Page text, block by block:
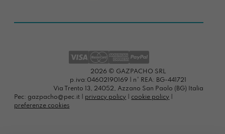
2026 © GAZPACHO SRL
p.iva:04602190169 | n° REA: BG-441721
Via Trento 13, 24052, Azzano San Paolo (BG) Italia
Pec: gazpacho@pec.it | privacy policy cookie policy
preferenze cookies